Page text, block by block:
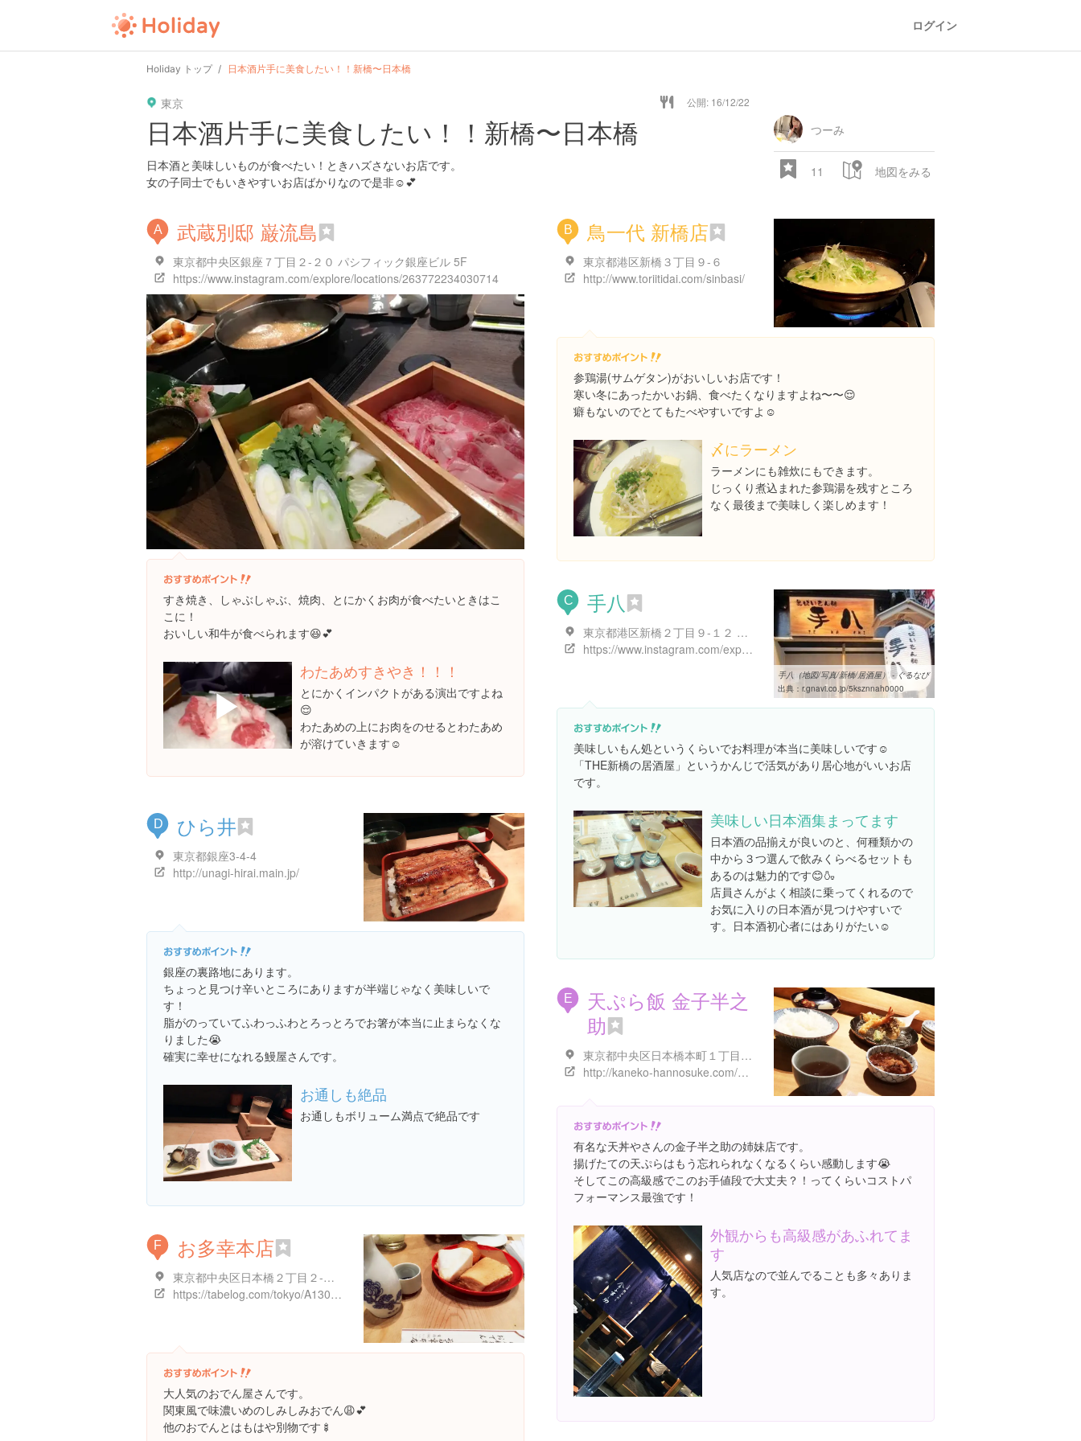
ログイン
Holiday トップ 日本酒片手に美食したい！！新橋〜日本橋
東京 公開: 16/12/22
日本酒片手に美食したい！！新橋〜日本橋
日本酒と美味しいものが食べたい！ときハズさないお店です。
女の子同士でもいきやすいお店ばかりなので是非☺️💕
つーみ
11 地図をみる
A 武蔵別邸 巌流島
東京都中央区銀座７丁目２-２０ パシフィック銀座ビル 5F
https://www.instagram.com/explore/locations/263772234030714
すき焼き、しゃぶしゃぶ、焼肉、とにかくお肉が食べたいときはこ
こに！
おいしい和牛が食べられます😆💕
▶
わたあめすきやき！！！
とにかくインパクトがある演出ですよね
😌
わたあめの上にお肉をのせるとわたあめ
が溶けていきます☺️
B 鳥一代 新橋店
東京都港区新橋３丁目９-６
http://www.toriitidai.com/sinbasi/
参鶏湯(サムゲタン)がおいしいお店です！
寒い冬にあったかいお鍋、食べたくなりますよね〜〜😌
癖もないのでとてもたべやすいですよ☺️
〆にラーメン
ラーメンにも雑炊にもできます。
じっくり煮込まれた参鶏湯を残すところ
なく最後まで美味しく楽しめます！
C 手八
東京都港区新橋２丁目９-１２ 井出ビル 1階
https://www.instagram.com/explore/locations/1017309489
手八（地図/写真/新橋/居酒屋） - ぐるなび
出典： r.gnavi.co.jp/5ksznnah0000
美味しいもん処というくらいでお料理が本当に美味しいです☺️
「THE新橋の居酒屋」というかんじで活気があり居心地がいいお店
です。
美味しい日本酒集まってます
日本酒の品揃えが良いのと、何種類かの
中から３つ選んで飲みくらべるセットも
あるのは魅力的です😊🍶
店員さんがよく相談に乗ってくれるので
お気に入りの日本酒が見つけやすいで
す。日本酒初心者にはありがたい☺️
D ひら井
東京都銀座3-4-4
http://unagi-hirai.main.jp/
銀座の裏路地にあります。
ちょっと見つけ辛いところにありますが半端じゃなく美味しいで
す！
脂がのっていてふわっふわとろっとろでお箸が本当に止まらなくな
りました😭
確実に幸せになれる鰻屋さんです。
お通しも絶品
お通しもボリューム満点で絶品です
E
天ぷら飯 金子半之
助
東京都中央区日本橋本町１丁目４-３ ヴィラアート日本橋
http://kaneko-hannosuke.com/shopinfo/
有名な天丼やさんの金子半之助の姉妹店です。
揚げたての天ぷらはもう忘れられなくなるくらい感動します😭
そしてこの高級感でこのお手値段で大丈夫？！ってくらいコストパ
フォーマンス最強です！
外観からも高級感があふれてま
す
人気店なので並んでることも多々ありま
す。
F お多幸本店
東京都中央区日本橋２丁目２-３ お多幸ビル
https://tabelog.com/tokyo/A1302/A130202/13000323/
大人気のおでん屋さんです。
関東風で味濃いめのしみしみおでん😩💕
他のおでんとはもはや別物です🍢